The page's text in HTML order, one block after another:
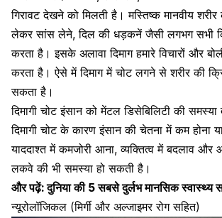
गिरावट देखने को मिलती है। मस्तिष्क मानवीय
लेकर सांस लेने, दिल की धड़कनें जैसी लगभग सभी
करता है। इसके अलावा दिमाग हमारे विचारों और
करता है। ऐसे में दिमाग में चोट लगने से शरीर की
सकता है।
दिमागी चोट इंसान को मेंटल डिसेबिलिटी की
दिमागी चोट के कारण इंसान की चेतना में कम होना
याददाश्त में कमजोरी आना, व्यक्तित्व में बदलाव और
लकवे की भी समस्या हो सकती है।
और पढ़ें:दुनिया की 5 सबसे दुर्लभ मानसिक स्वास्थ्य
न्यूरोलॉजिकल (मिर्गी और अल्जाइमर रोग सहित)